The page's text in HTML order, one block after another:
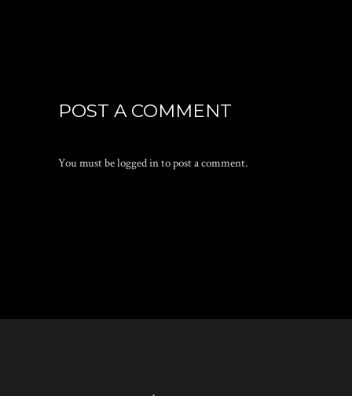
POST A COMMENT
You must belogged into post a comment.